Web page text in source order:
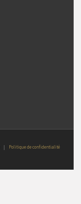
Politique de confidentialité